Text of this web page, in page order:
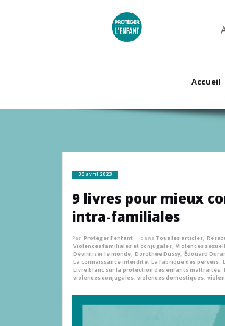
Accueil
30 avril 2023
9 livres pour mieux
intra-familiales
Par Protéger l'enfant dans Tous les articles,
Violences familiales et conjugales, Violences
Déviriliser le monde, Dorothée Dussy, Édouard
La connaissance interdite, La fabrique des pervers,
Livre blanc sur la protection des enfants maltraités,
violences conjugales, violences domestiques,